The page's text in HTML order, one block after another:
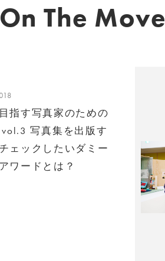
The Move
指す写真家のための
vol.3 写真集を出版す
ェックしたいダミー
ワードとは？